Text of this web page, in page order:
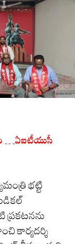
…ఏఐటీయుసీ
భట్టి
కార్యదర్శి